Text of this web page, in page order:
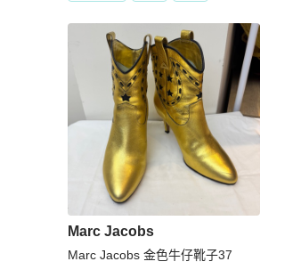
Marc Jacobs
Marc Jacobs 金色牛仔靴子37